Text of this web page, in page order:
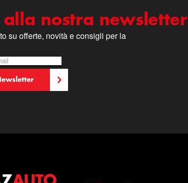
alla nostra newsletter
su offerte, novità e consigli per la
Newsletter: